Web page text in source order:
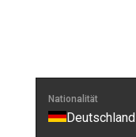
Nationalität
Deutschland